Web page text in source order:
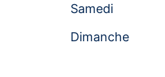
Samedi
Dimanche